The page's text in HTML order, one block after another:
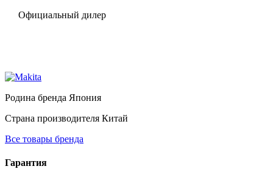
Официальный дилер
Родина бренда Япония
Страна производителя Китай
Все товары бренда
Гарантия